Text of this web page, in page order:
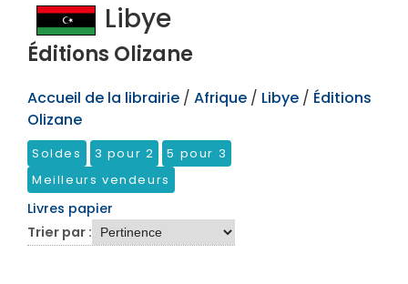
Libye
Éditions Olizane
Accueil de la librairie / Afrique / Libye / Éditions
Olizane
Soldes 3 pour 2
5 pour 3
Meilleurs vendeurs
Livres papier
Trier par :